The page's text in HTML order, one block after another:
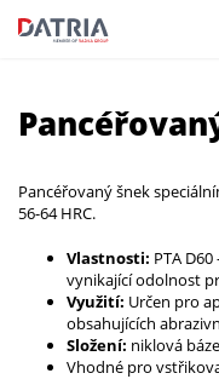
Pancéřovaný šnek
56-64 HRC.
Vlastnosti: PTA
vynikající odolnost
Využití: Určen pro
obsahujících
Složení: niklová
Vhodné pro